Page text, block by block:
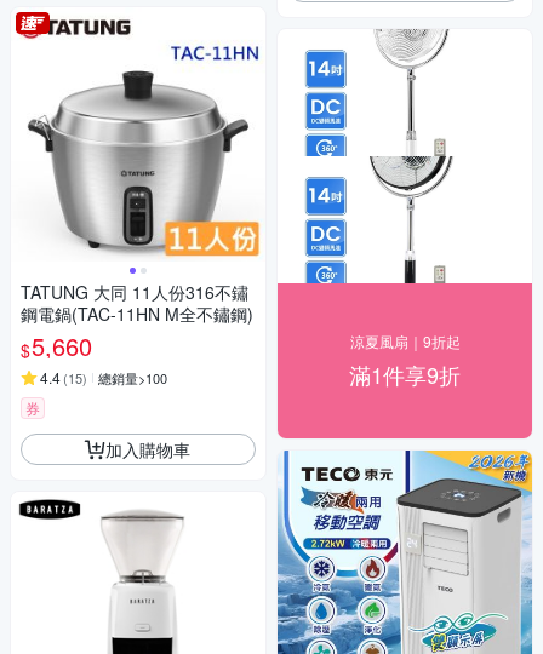
TATUNG 大同 11人份316不鏽
鋼電鍋(TAC-11HN M全不鏽鋼)
$5,660
4.4(15) 總銷量>100
券
加入購物車
涼夏風扇｜9折起
滿1件享9折